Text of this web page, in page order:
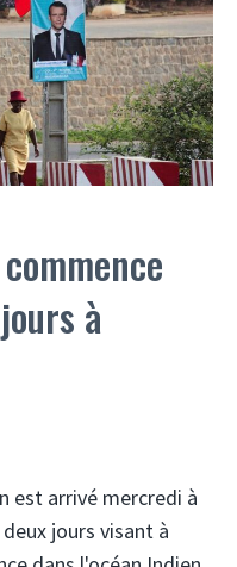
à
est arrivé mercredi à
jours visant à